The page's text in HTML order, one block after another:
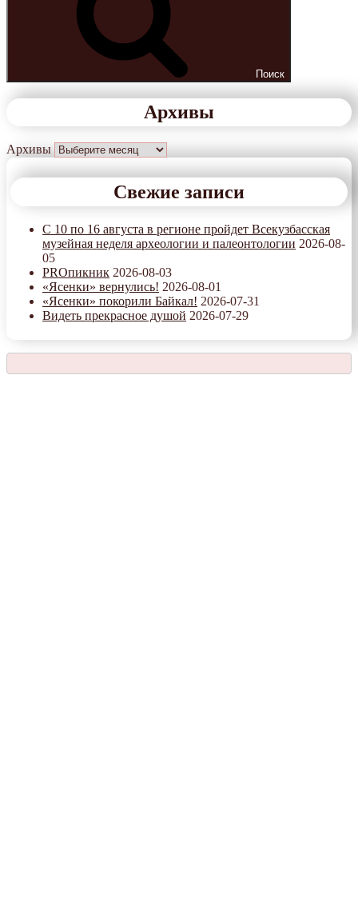
Поиск
Архивы
Архивы
Свежие записи
С 10 по 16 августа в регионе пройдет Всекузбасская
музейная неделя археологии и палеонтологии 2026-08-
05
PROпикник 2026-08-03
«Ясенки» вернулись! 2026-08-01
«Ясенки» покорили Байкал! 2026-07-31
Видеть прекрасное душой 2026-07-29